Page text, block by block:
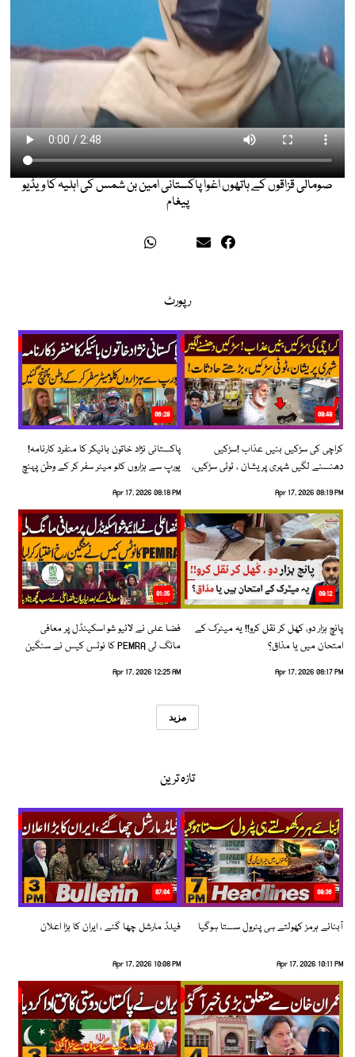
صومالی قزاقوں کے ہاتھوں اغوا پاکستانی امین بن شمس کی اہلیہ کا ویڈیو
پیغام
رپورٹ
08:48
کراچی کی سڑکیں بنیں عذاب !سڑکیں
دھنسنے لگیں شہری پریشان ، ٹوٹی سڑکیں،
Apr 17, 2026 08:19 PM
06:28
پاکستانی نژاد خاتون بائیکر کا منفرد کارنامہ!
یورپ سے ہزاروں کلو میٹر سفر کر کے وطن پہنچ
Apr 17, 2026 08:18 PM
09:12
پانچ ہزار دو، کھل کر نقل کرو!! یہ میٹرک کے
امتحان میں یا مذاق؟
Apr 17, 2026 08:17 PM
01:35
فضا علی نے لائیو شو اسکینڈل پر معافی
مانگ لی PEMRA کا نوٹس کیس نے سنگین
Apr 17, 2026 12:25 AM
مزید
تازہ ترین
08:36
آبنائے ہرمز کھولتے ہی پٹرول سستا ہوگیا
Apr 17, 2026 10:11 PM
07:04
فیلڈ مارشل چھا گئے ، ایران کا بڑا اعلان
Apr 17, 2026 10:08 PM